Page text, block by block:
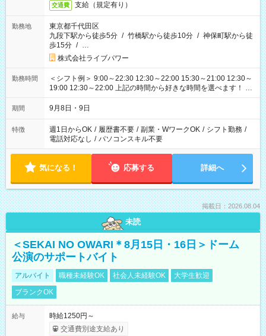
交通費 支給（規定有り）
勤務地
東京都千代田区
九段下駅から徒歩5分 / 竹橋駅から徒歩10分 / 神保町駅から徒
歩15分 / …
株式会社ライブパワー
勤務時間
＜シフト例＞ 9:00～22:30 12:30～22:00 15:30～21:00 12:30～
19:00 12:30～22:00 上記の時間から好きな時間を選べます！ ※
時間は変更となる可能性があります
期間 9月8日・9日
特徴 週1日からOK / 履歴書不要 / 副業・WワークOK / シフト勤務 /
電話対応なし / パソコンスキル不要
気になる！ 応募する 詳細へ
掲載日：2026.08.04
未読
＜SEKAI NO OWARI＊8月15日・16日＞ドーム
公演のサポートバイト
アルバイト 職種未経験OK 社会人未経験OK
大学生歓迎
ブランクOK
給与
時給1250円～
交通費別途支給あり